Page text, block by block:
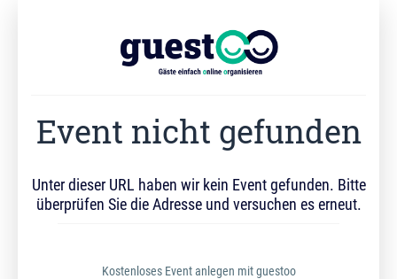
Event nicht gefunden
Unter dieser URL haben wir kein Event gefunden. Bitte
überprüfen Sie die Adresse und versuchen es erneut.
Kostenloses Event anlegen mit guestoo